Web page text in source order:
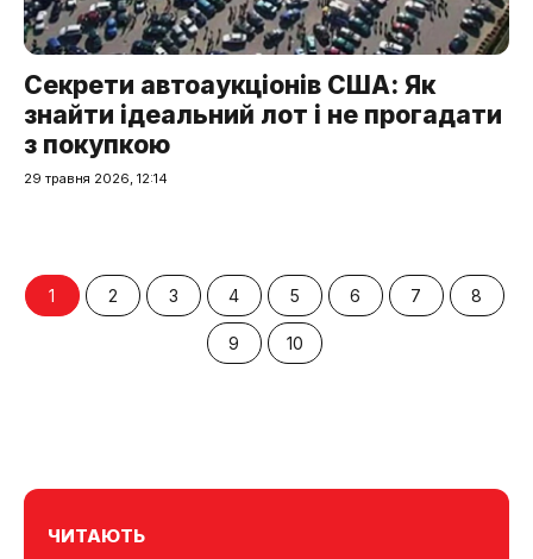
Секрети автоаукціонів США: Як
знайти ідеальний лот і не прогадати
з покупкою
29 травня 2026, 12:14
1 2 3 4 5 6 7 8
9 10
ЧИТАЮТЬ